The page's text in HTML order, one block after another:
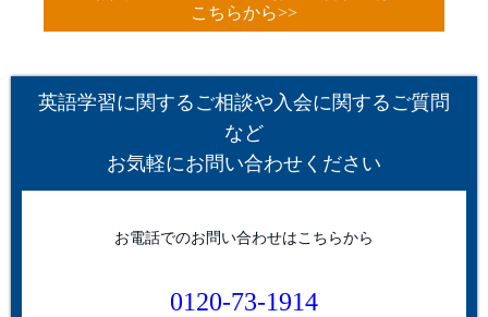
こちらから>>
英語学習に関するご相談や入会に関するご質問
など
お気軽にお問い合わせください
お電話でのお問い合わせはこちらから
0120-73-1914